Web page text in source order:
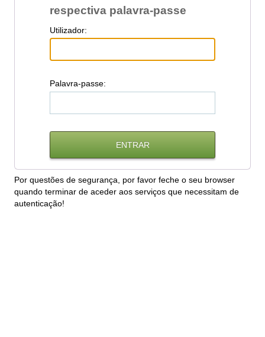
respectiva palavra-passe
Utilizador:
Palavra-passe:
Por questões de segurança, por favor feche o seu browser
quando terminar de aceder aos serviços que necessitam de
autenticação!